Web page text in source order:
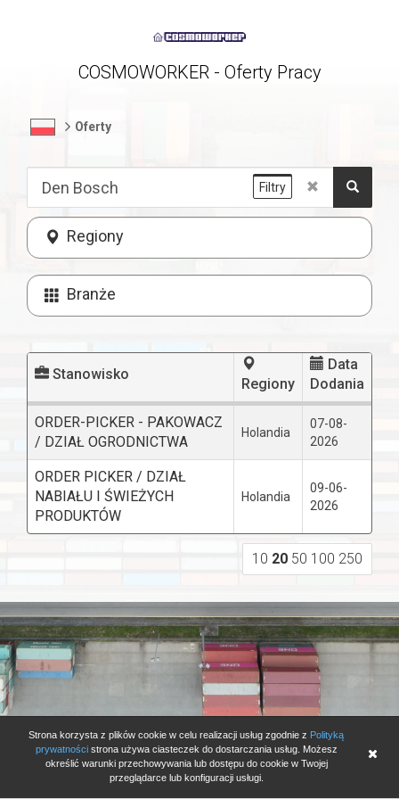
Strona korzysta z plików cookie w celu realizacji usług zgodnie z Polityką
prywatnościstrona używa ciasteczek do dostarczania usług. Możesz
określić warunki przechowywania lub dostępu do cookie w Twojej
przeglądarce lub konfiguracji usługi.
COSMOWORKER - Oferty Pracy
Oferty
Regiony
Branże
Filtry
Stanowisko
Regiony
Data
Dodania
ORDER-PICKER - PAKOWACZ
/ DZIAŁ OGRODNICTWA
Holandia
07-08-
2026
ORDER PICKER / DZIAŁ
NABIAŁU I ŚWIEŻYCH
PRODUKTÓW
Holandia
09-06-
2026
10 20 50 100 250